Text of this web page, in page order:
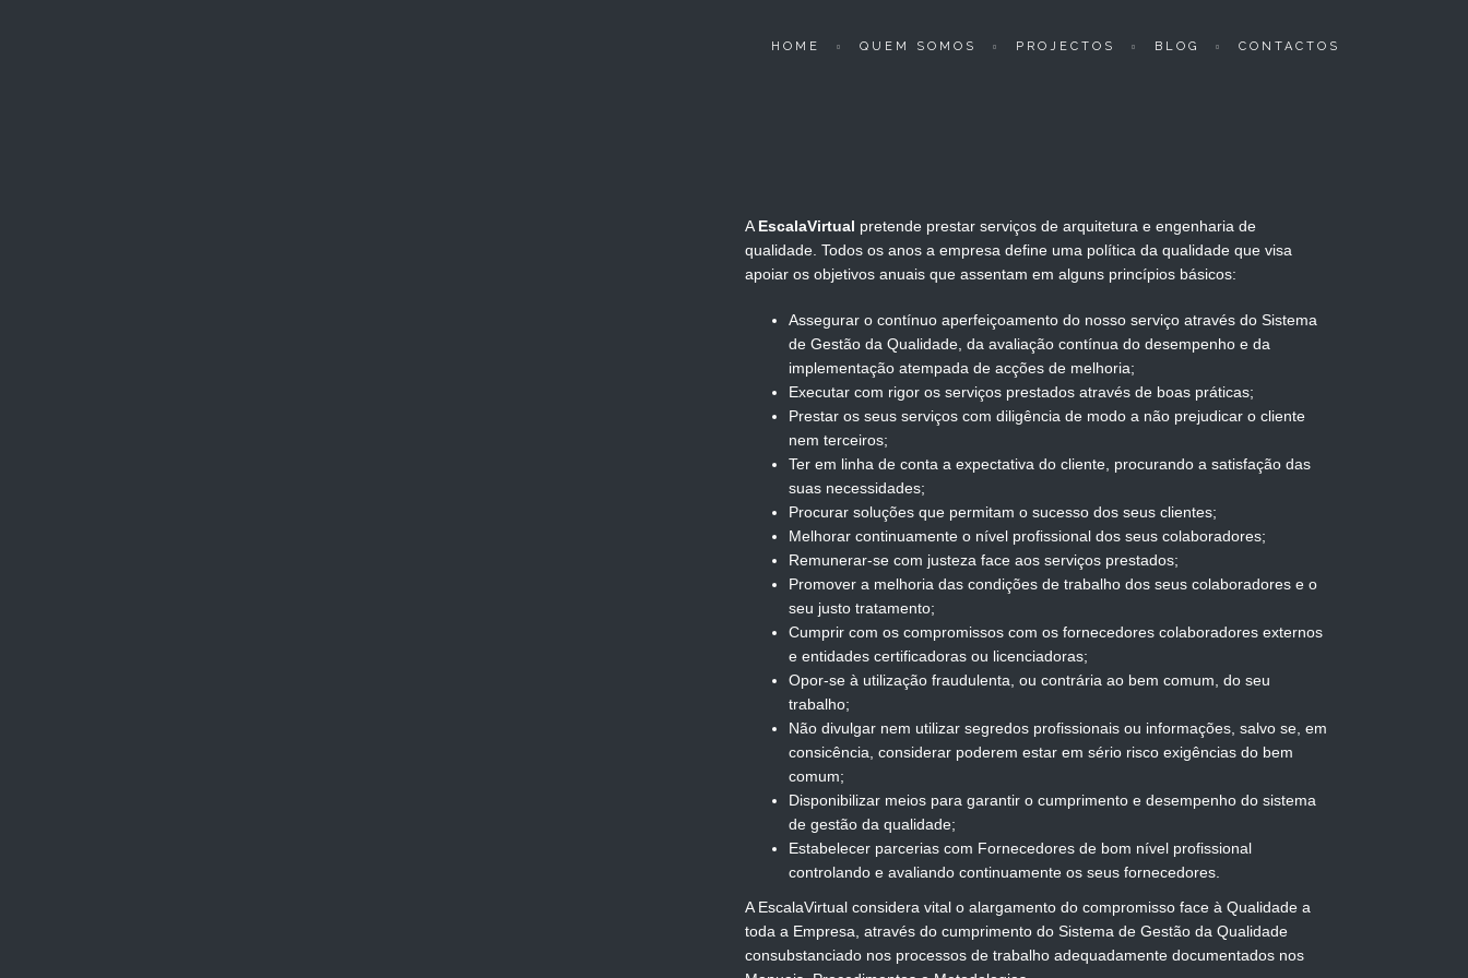
HOME QUEM SOMOS PROJECTOS BLOG CONTACTOS
A EscalaVirtual pretende prestar serviços de arquitetura e engenharia de
qualidade. Todos os anos a empresa define uma política da qualidade que visa
apoiar os objetivos anuais que assentam em alguns princípios básicos:
Assegurar o contínuo aperfeiçoamento do nosso serviço através do Sistema
de Gestão da Qualidade, da avaliação contínua do desempenho e da
implementação atempada de acções de melhoria;
Executar com rigor os serviços prestados através de boas práticas;
Prestar os seus serviços com diligência de modo a não prejudicar o cliente
nem terceiros;
Ter em linha de conta a expectativa do cliente, procurando a satisfação das
suas necessidades;
Procurar soluções que permitam o sucesso dos seus clientes;
Melhorar continuamente o nível profissional dos seus colaboradores;
Remunerar-se com justeza face aos serviços prestados;
Promover a melhoria das condições de trabalho dos seus colaboradores e o
seu justo tratamento;
Cumprir com os compromissos com os fornecedores colaboradores externos
e entidades certificadoras ou licenciadoras;
Opor-se à utilização fraudulenta, ou contrária ao bem comum, do seu
trabalho;
Não divulgar nem utilizar segredos profissionais ou informações, salvo se, em
consicência, considerar poderem estar em sério risco exigências do bem
comum;
Disponibilizar meios para garantir o cumprimento e desempenho do sistema
de gestão da qualidade;
Estabelecer parcerias com Fornecedores de bom nível profissional
controlando e avaliando continuamente os seus fornecedores.
A EscalaVirtual considera vital o alargamento do compromisso face à Qualidade a
toda a Empresa, através do cumprimento do Sistema de Gestão da Qualidade
consubstanciado nos processos de trabalho adequadamente documentados nos